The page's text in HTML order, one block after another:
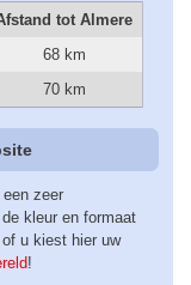
tot Almere
68 km
70 km
zeer
kleur en formaat
u kiest hier uw
!